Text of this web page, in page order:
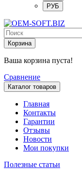
РУБ
Корзина
Ваша корзина пуста!
Сравнение
Каталог товаров
Главная
Контакты
Гарантии
Отзывы
Новости
Мои покупки
Полезные статьи